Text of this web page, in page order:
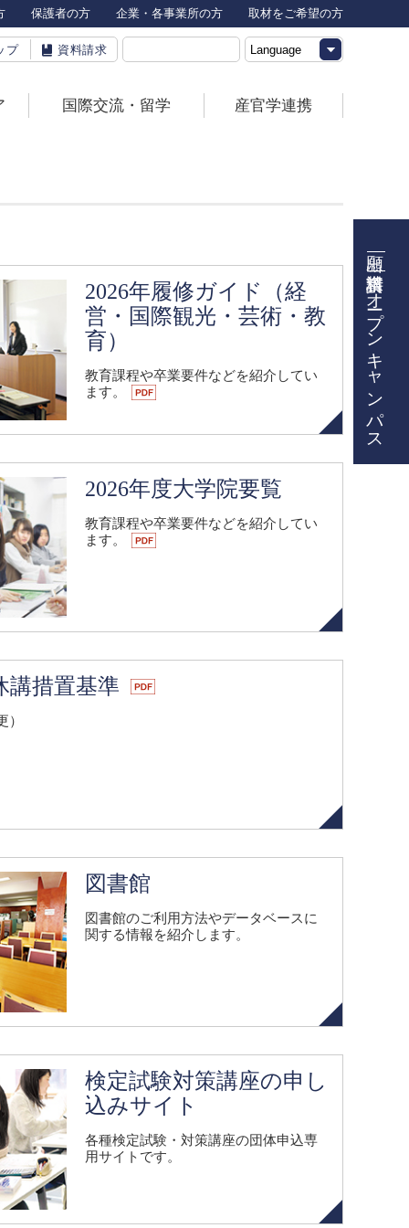
保護者の方 企業・各事業所の方 取材をご希望の方
国際交流・留学 産官学連携
プ 資料請求
オープンキャンパス
2026年履修ガイド（経
営・国際観光・芸術・教
育）
教育課程や卒業要件などを紹介してい
ます。
2026年度大学院要覧
教育課程や卒業要件などを紹介してい
ます。
講措置基準
）
図書館
図書館のご利用方法やデータベースに
関する情報を紹介します。
検定試験対策講座の申し
込みサイト
各種検定試験・対策講座の団体申込専
用サイトです。